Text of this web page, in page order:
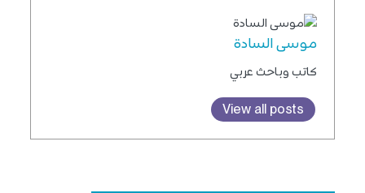
موسى السادة
كاتب وباحث عربي
View all posts